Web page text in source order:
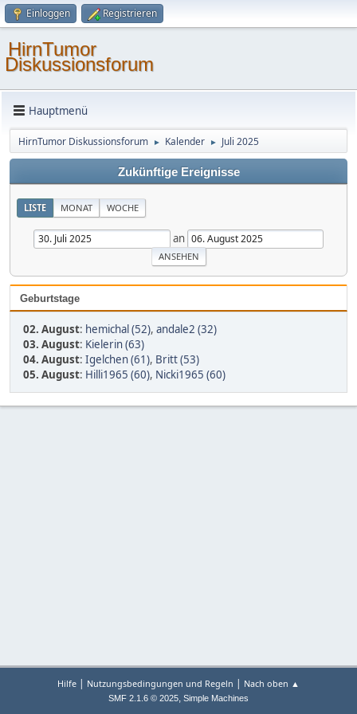
Einloggen Registrieren
HirnTumor
Diskussionsforum
Hauptmenü
HirnTumor Diskussionsforum ► Kalender ► Juli 2025
Zukünftige Ereignisse
LISTE MONAT WOCHE
an
Geburtstage
02. August: hemichal (52), andale2 (32)
03. August: Kielerin (63)
04. August: Igelchen (61), Britt (53)
05. August: Hilli1965 (60), Nicki1965 (60)
Hilfe | Nutzungsbedingungen und Regeln | Nach oben ▲
SMF 2.1.6 © 2025, Simple Machines